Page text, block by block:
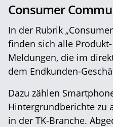
Consumer
In der Rubrik
finden sich alle
Meldungen, die im
dem Endkunden-
Dazu zählen
Hintergrundberichte zu
in der TK-Branche.